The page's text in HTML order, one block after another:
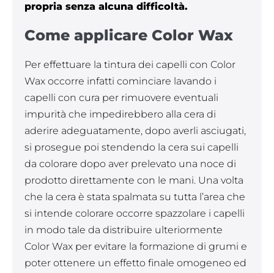
propria senza alcuna difficoltà.
Come applicare Color Wax
Per effettuare la tintura dei capelli con Color
Wax occorre infatti cominciare lavando i
capelli con cura per rimuovere eventuali
impurità che impedirebbero alla cera di
aderire adeguatamente, dopo averli asciugati,
si prosegue poi stendendo la cera sui capelli
da colorare dopo aver prelevato una noce di
prodotto direttamente con le mani. Una volta
che la cera è stata spalmata su tutta l’area che
si intende colorare occorre spazzolare i capelli
in modo tale da distribuire ulteriormente
Color Wax per evitare la formazione di grumi e
poter ottenere un effetto finale omogeneo ed